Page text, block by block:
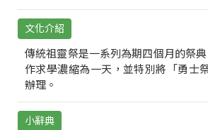
文化介紹
傳統祖靈祭是一系列為期四個月的祭
作求學濃縮為一天，並特別將「勇士
辦理。
小辭典